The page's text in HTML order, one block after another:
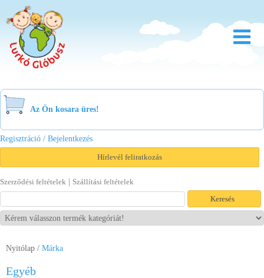
Bölcsőde
Család
Akció
Viszonteladóknak
Az Ön kosara üres!
Regisztráció / Bejelentkezés
Hírlevél feliratkozás
Szerződési feltételek | Szállítási feltételek
Nyitólap / Márka
Egyéb